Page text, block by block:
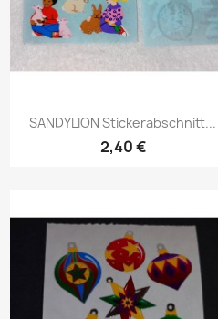
SANDYLION Stickerabschnitt...
2,40 €